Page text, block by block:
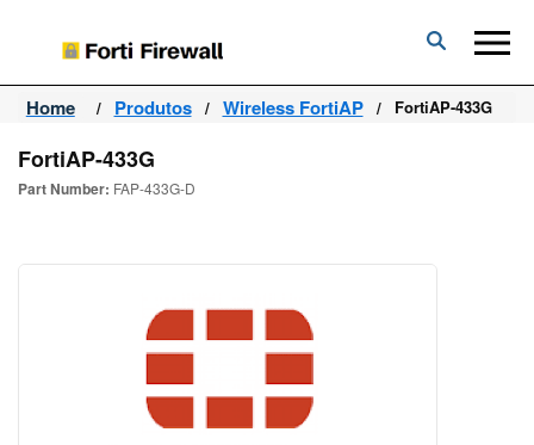
Forti
Firewall
Home Produtos Wireless FortiAP FortiAP-433G
FortiAP-433G
Part Number: FAP-433G-D